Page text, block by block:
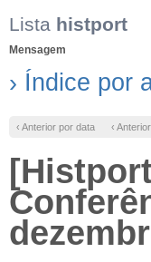
Lista histport
Mensagem
› Índice por
‹ Anterior por data ‹